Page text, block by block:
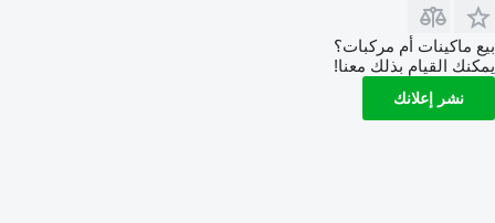
بيع ماكينات أم مركبات؟
يمكنك القيام بذلك معنا!
نشر إعلانك